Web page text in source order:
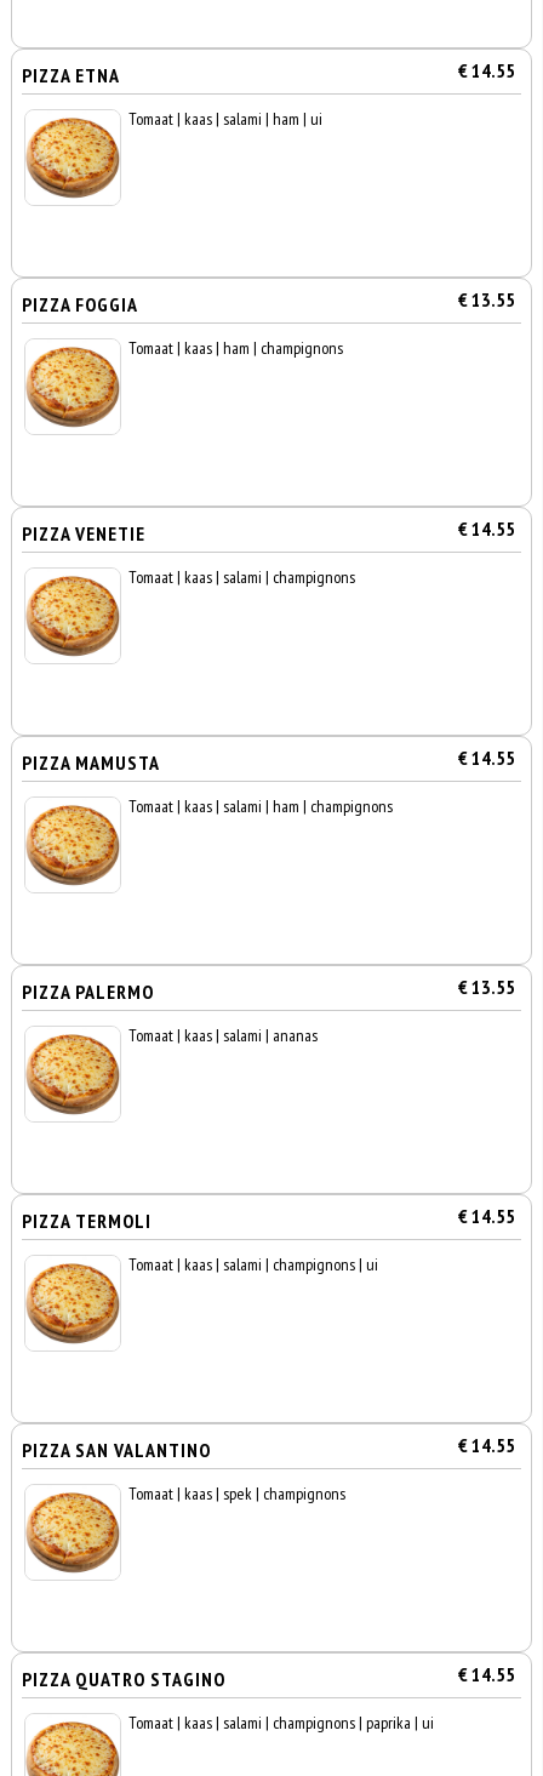
PIZZA ETNA € 14.55
Tomaat | kaas | salami | ham | ui
PIZZA FOGGIA € 13.55
Tomaat | kaas | ham | champignons
PIZZA VENETIE € 14.55
Tomaat | kaas | salami | champignons
PIZZA MAMUSTA € 14.55
Tomaat | kaas | salami | ham | champignons
PIZZA PALERMO € 13.55
Tomaat | kaas | salami | ananas
PIZZA TERMOLI € 14.55
Tomaat | kaas | salami | champignons | ui
PIZZA SAN VALANTINO € 14.55
Tomaat | kaas | spek | champignons
PIZZA QUATRO STAGINO € 14.55
Tomaat | kaas | salami | champignons | paprika | ui